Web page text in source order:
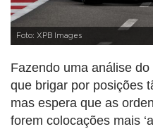
Foto: XPB Images
Fazendo uma análise
que brigar por posições
mas espera que as
forem colocações mais